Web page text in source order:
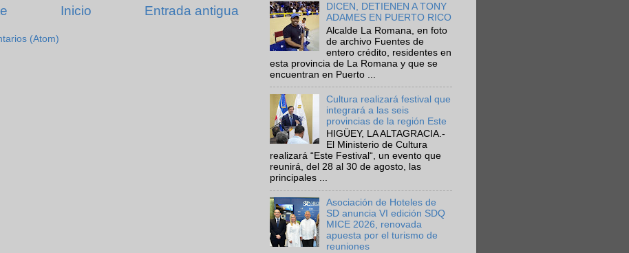
Entrada antigua
Inicio
(Atom)
DICEN, DETIENEN A TONY
ADAMES EN PUERTO RICO
Alcalde La Romana, en foto
de archivo Fuentes de
entero crédito, residentes en
esta provincia de La Romana y que se
encuentran en Puerto ...
Cultura realizará festival que
integrará a las seis
provincias de la región Este
HIGÜEY, LA ALTAGRACIA.-
El Ministerio de Cultura
realizará “Este Festival“, un evento que
reunirá, del 28 al 30 de agosto, las
principales ...
Asociación de Hoteles de
SD anuncia VI edición SDQ
MICE 2026, renovada
apuesta por el turismo de
reuniones